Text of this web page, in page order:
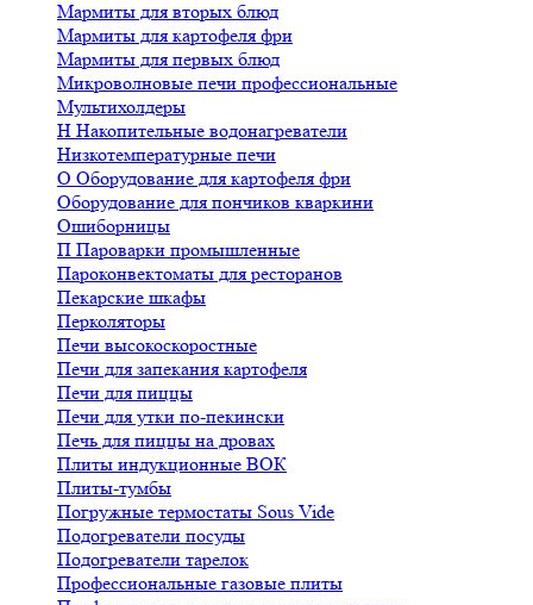
Мармиты для вторых блюд
Мармиты для картофеля фри
Мармиты для первых блюд
Микроволновые печи профессиональные
Мультихолдеры
Н Накопительные водонагреватели
Низкотемпературные печи
О Оборудование для картофеля фри
Оборудование для пончиков кваркини
Ошиборницы
П Пароварки промышленные
Пароконвектоматы для ресторанов
Пекарские шкафы
Перколяторы
Печи высокоскоростные
Печи для запекания картофеля
Печи для пиццы
Печи для утки по-пекински
Печь для пиццы на дровах
Плиты индукционные ВОК
Плиты-тумбы
Погружные термостаты Sous Vide
Подогреватели посуды
Подогреватели тарелок
Профессиональные газовые плиты